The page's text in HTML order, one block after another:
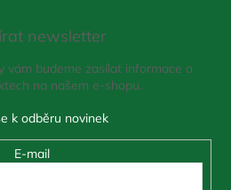
newsletter
vám budeme zasílat informace o
na našem e-shopu.
E-mail